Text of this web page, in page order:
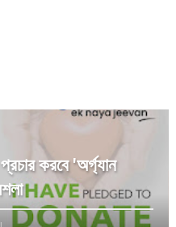
করবে 'অর্গ্যান